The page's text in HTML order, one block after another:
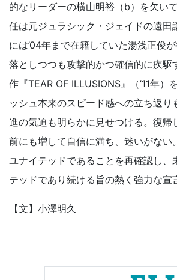
的なリーダーの横山明裕（b）を欠い
任は元ジュラシック・ジェイドの遠田
には’04年まで在籍していた湯浅正俊
落としつつも攻撃的かつ確信的に疾駆
作『TEAR OF ILLUSIONS』（’11年）
ッシュ本来のスピード感への立ち返り
進の気迫も明らかに見せつける。復帰
前にも増して自信に満ち、迷いがない
ユナイテッドであることを再確認し、
テッドであり続ける旨の熱く強力な宣
【文】小澤明久